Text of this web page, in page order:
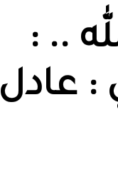
.. :
: عادل